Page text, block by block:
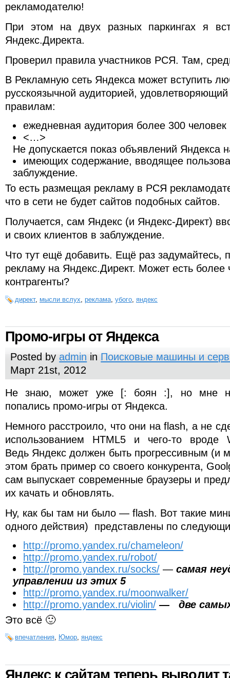
рекламодателю!
При этом на двух разных паркингах я
Яндекс.Директа.
Проверил правила участников РСЯ. Там,
В Рекламную сеть Яндекса может вступить
русскоязычной аудиторией,
правилам:
ежедневная аудитория более 300
<…>
Не допускается показ объявлений Яндекса
имеющих содержание, вводящее
заблуждение.
То есть размещая рекламу в РСЯ
что в сети не будет сайтов подобных сайтов.
Получается, сам Яндекс (и Яндекс-Директ)
и своих клиентов в заблуждение.
Что тут ещё добавить. Ещё раз задумайтесь,
рекламу на Яндекс.Директ. Может есть более
контрагенты?
директ, мысли вслух реклама убого яндекс
Промо-игры от Яндекса
Posted byadmin in Поисковые машины и
Март 21st, 2012
Не знаю, может уже [: боян :], но мне
попались промо-игры от Яндекса.
Немного расстроило, что они на flash, а не
использованием HTML5 и чего-то вроде
Ведь Яндекс должен быть прогрессивным (и
этом брать пример со своего конкурента,
сам выпускает современные браузеры и
их качать и обновлять.
Ну, как бы там ни было — flash. Вот такие
одного действия) представлены по
http://promo.yandex.ru/chameleon/
http://promo.yandex.ru/robot/
http://promo.yandex.ru/socks/ —самая
управлении из этих 5
http://promo.yandex.ru/moonwalker/
http://promo.yandex.ru/violin/ — две самых
Это всё 🙂
впечатления, Юмор, яндекс
Яндекс к сайтам теперь выводит